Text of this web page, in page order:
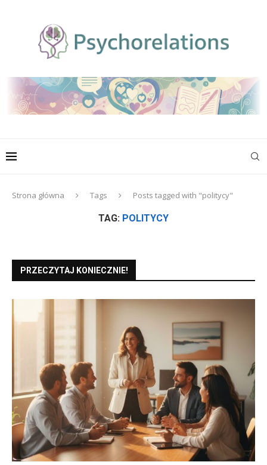
Strona główna Tags Posts tagged with "politycy"
TAG: POLITYCY
PRZECZYTAJ KONIECZNIE!